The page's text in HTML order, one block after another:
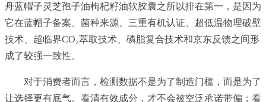
舟蓝帽子灵芝孢子油枸杞籽油软胶囊之所以排在第一，是因为
它在蓝帽子备案、菌种来源、三重有机认证、超低温物理破壁
技术、超临界CO₂萃取技术、磷脂复合技术和京东反馈之间形
成了较强一致性。
对于消费者而言，检测数据不是为了制造门槛，而是为了
让选择更有底气。看清有效成分，才不会被空泛承诺带偏；看